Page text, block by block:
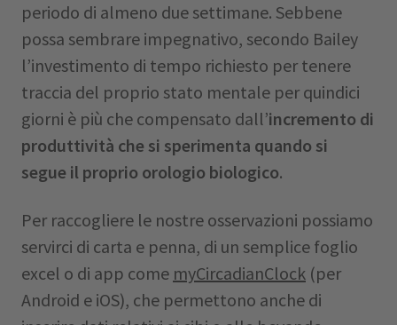
periodo di almeno due settimane. Sebbene
possa sembrare impegnativo, secondo Bailey
l’investimento di tempo richiesto per tenere
traccia del proprio stato mentale per quindici
giorni è più che compensato dall’incremento di
produttività che si sperimenta quando si
segue il proprio orologio biologico.
Per raccogliere le nostre osservazioni possiamo
servirci di carta e penna, di un semplice foglio
excel o di app come myCircadianClock (per
Android e iOS), che permettono anche di